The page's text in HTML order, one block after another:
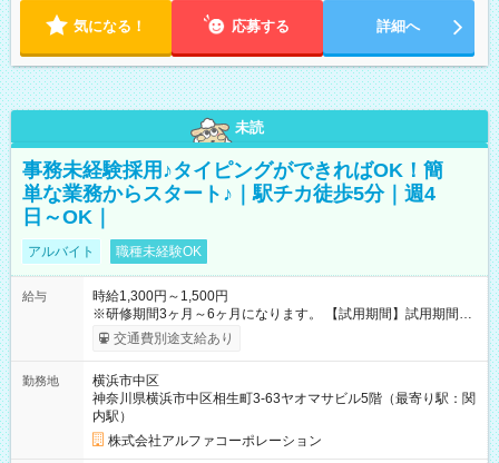
気になる！ 応募する 詳細へ
未読
事務未経験採用♪タイピングができればOK！簡
単な業務からスタート♪｜駅チカ徒歩5分｜週4
日～OK｜
アルバイト 職種未経験OK
給与
時給1,300円～1,500円
※研修期間3ヶ月～6ヶ月になります。 【試用期間】試用期間あ
り 試用期間の長さ：1ヶ月 雇用形態、給与は本採用時と同じで
す。
交通費別途支給あり
勤務地
横浜市中区
神奈川県横浜市中区相生町3-63ヤオマサビル5階（最寄り駅：関
内駅）
株式会社アルファコーポレーション